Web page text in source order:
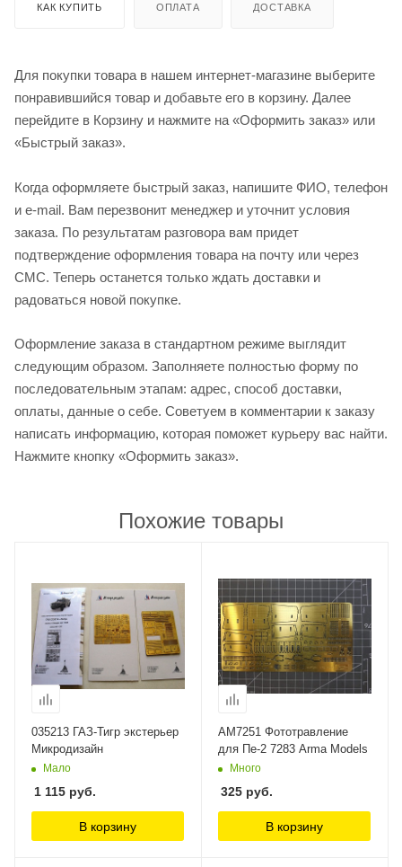
КАК КУПИТЬ ОПЛАТА ДОСТАВКА
Для покупки товара в нашем интернет-магазине выберите
понравившийся товар и добавьте его в корзину. Далее
перейдите в Корзину и нажмите на «Оформить заказ» или
«Быстрый заказ».
Когда оформляете быстрый заказ, напишите ФИО, телефон
и e-mail. Вам перезвонит менеджер и уточнит условия
заказа. По результатам разговора вам придет
подтверждение оформления товара на почту или через
СМС. Теперь останется только ждать доставки и
радоваться новой покупке.
Оформление заказа в стандартном режиме выглядит
следующим образом. Заполняете полностью форму по
последовательным этапам: адрес, способ доставки,
оплаты, данные о себе. Советуем в комментарии к заказу
написать информацию, которая поможет курьеру вас найти.
Нажмите кнопку «Оформить заказ».
Похожие товары
035213 ГАЗ-Тигр экстерьер
Микродизайн
Мало
1 115 руб.
В корзину
AM7251 Фототравление
для Пе-2 7283 Arma Models
Много
325 руб.
В корзину